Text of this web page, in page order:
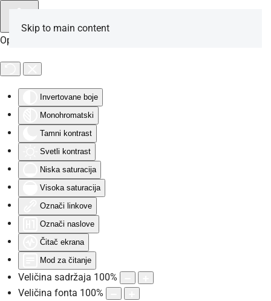
Opcije za osobe sa invaliditetom
Invertovane boje
Monohromatski
Tamni kontrast
Svetli kontrast
Niska saturacija
Visoka saturacija
Označi linkove
Označi naslove
Čitač ekrana
Mod za čitanje
Veličina sadržaja 100%
Veličina fonta 100%
Skip to main content